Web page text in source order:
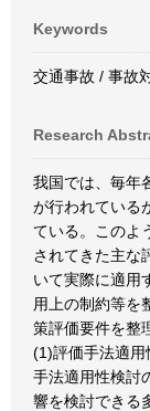
Keywords
交通事故 / 事故
Research
我国では、毎年
が行われている
ている。このよ
されてきた主な
いて実際に適用
用上の制約等を
策評価要件を整
(1)評価手法適用
手法適用性検討
響を検討できる